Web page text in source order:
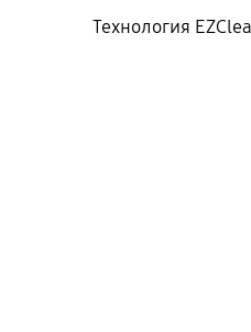
Технология